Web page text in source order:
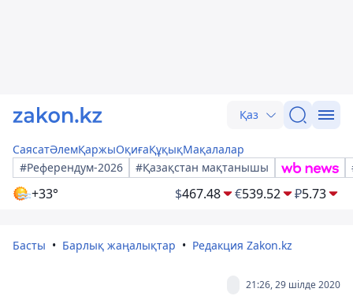
Қаз
СаясатӘлемҚаржыОқиғаҚұқықМақалалар
#Референдум-2026
#Қазақстан мақтанышы
+33° $467.48 €539.52 ₽5.73
Басты Барлық жаңалықтар Редакция Zakon.kz
21:26, 29 шілде 2020